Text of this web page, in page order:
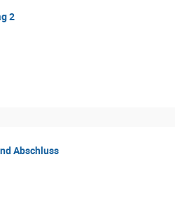
2
Abschluss